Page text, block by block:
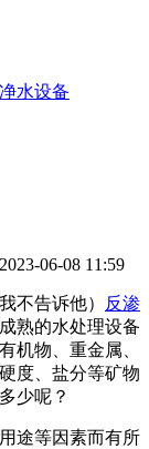
净水设备
2023-06-08 11:59
不告诉他）
反渗
熟的水处理设备
机物、重金属、
度、盐分等矿物
少呢？
途等因素而有所